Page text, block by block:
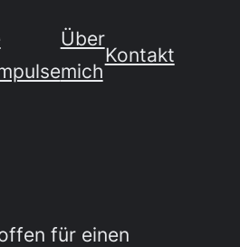
Über
mich
Kontakt
für einen